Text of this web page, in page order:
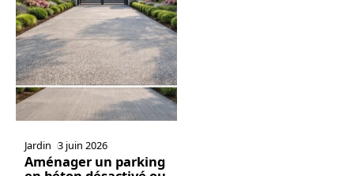
Jardin 3 juin 2026
Aménager un parking